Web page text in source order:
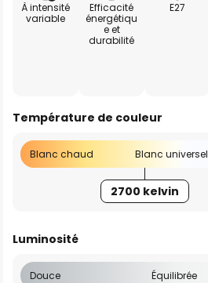
À intensité
variable
Efficacité
énergétiqu
e et
durabilité
E27
Température de couleur
Blanc chaud Blanc universel
2700 kelvin
Luminosité
Douce Équilibrée